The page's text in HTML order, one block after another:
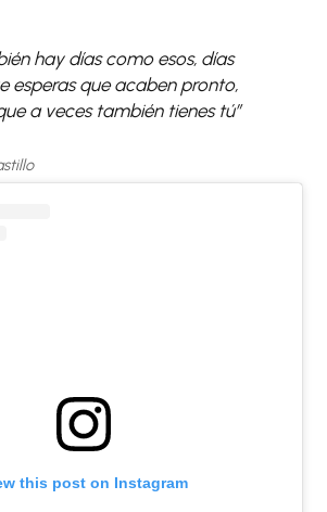
hay días como esos, días
esperas que acaben pronto,
a veces también tienes tú”
this post on Instagram